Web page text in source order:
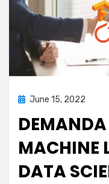
Posted
June 15, 2022
MACHINE
DATA